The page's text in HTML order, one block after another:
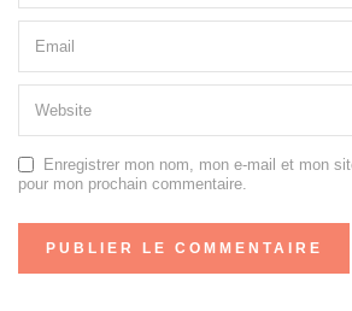
Enregistrer mon nom, mon e-mail et mon
pour mon prochain commentaire.